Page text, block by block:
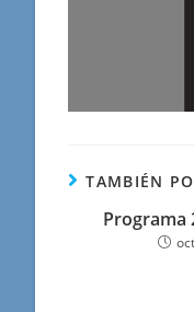
TAMBIÉN
Programa